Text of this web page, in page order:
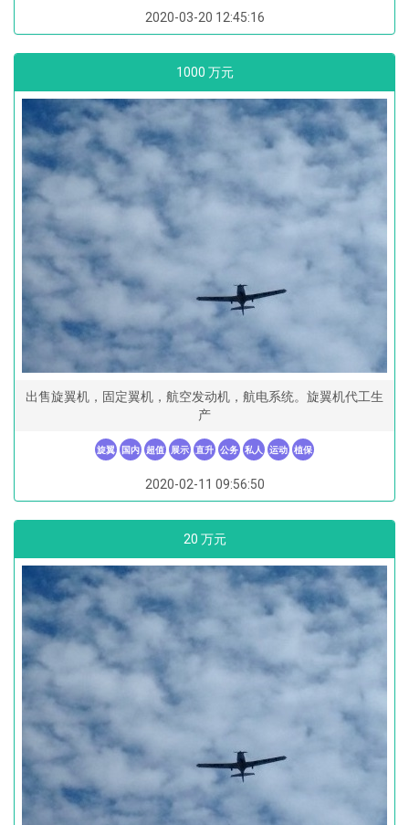
2020-03-20 12:45:16
1000 万元
出售旋翼机，固定翼机，航空发动机，航电系统。旋翼机代工生
产
旋翼 国内 超值 展示 直升 公务 私人 运动 植保
2020-02-11 09:56:50
20 万元